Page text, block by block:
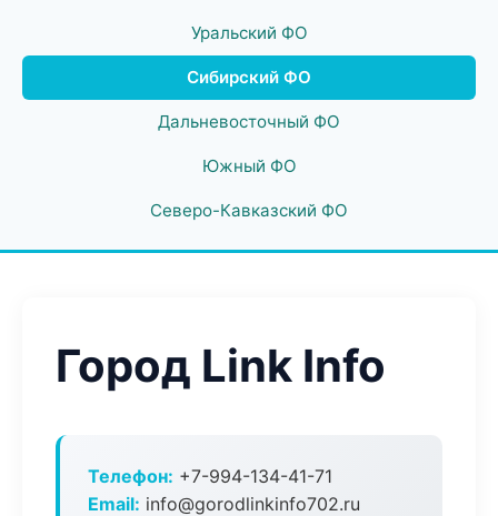
Уральский ФО
Сибирский ФО
Дальневосточный ФО
Южный ФО
Северо-Кавказский ФО
Город Link Info
Телефон: +7-994-134-41-71
Email: info@gorodlinkinfo702.ru